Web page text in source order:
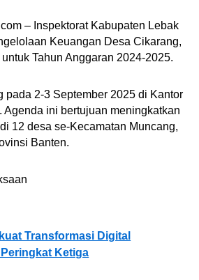
– Inspektorat Kabupaten Lebak
Keuangan Desa Cikarang,
untuk Tahun Anggaran 2024-2025.
pada 2-3 September 2025 di Kantor
Agenda ini bertujuan meningkatkan
12 desa se-Kecamatan Muncang,
Banten.
Transformasi Digital
Ketiga